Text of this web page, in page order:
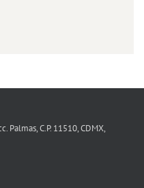
Palmas, C.P. 11510, CDMX,